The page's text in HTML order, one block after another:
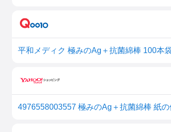
平和メディク 極みのAg＋抗菌綿棒 100本
4976558003557 極みのAg＋抗菌綿棒 紙